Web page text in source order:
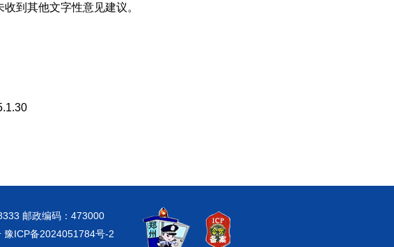
到其他文字性意见建议。
邮政编码：473000
豫ICP备2024051784号-2